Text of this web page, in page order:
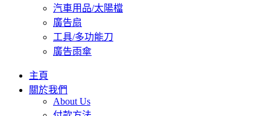
汽車用品/太陽檔
廣告扇
工具/多功能刀
廣告雨傘
主頁
關於我們
About Us